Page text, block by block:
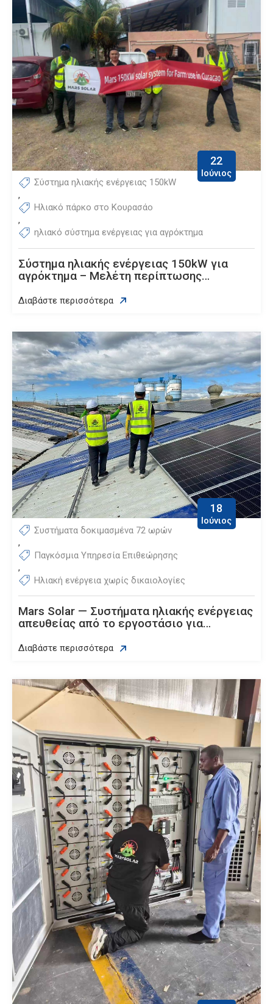
22
Ιούνιος
Σύστημα ηλιακής ενέργειας 150kW
,
Ηλιακό πάρκο στο Κουρασάο
,
ηλιακό σύστημα ενέργειας για αγρόκτημα
Σύστημα ηλιακής ενέργειας 150kW για
αγρόκτημα – Μελέτη περίπτωσης
Διαβάστε περισσότερα
18
Ιούνιος
Συστήματα δοκιμασμένα 72 ωρών
,
Παγκόσμια Υπηρεσία Επιθεώρησης
,
Ηλιακή ενέργεια χωρίς δικαιολογίες
Mars Solar — Συστήματα ηλιακής ενέργειας
απευθείας από το εργοστάσιο για
Διαβάστε περισσότερα